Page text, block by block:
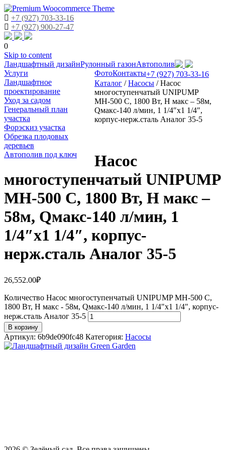
+7 (927) 703-33-16
+7 (927) 900-27-47
0
Skip to content
Ландшафтный дизайнРулонный газонАвтополив
Услуги
Ландшафтное
проектирование
Уход за садом
Генеральный план
участка
Форэскиз участка
Обрезка плодовых
деревьев
Автополив под ключ
ФотоКонтакты+7 (927) 703-33-16
Каталог /Насосы /Насос
многоступенчатый UNIPUMP
МН-500 С, 1800 Вт, Н макс – 58м,
Qмакс-140 л/мин, 1 1/4″х1 1/4″,
корпус-нерж.сталь Аналог 35-5
Насос
многоступенчатый UNIPUMP
МН-500 С, 1800 Вт, Н макс –
58м, Qмакс-140 л/мин, 1
1/4″х1 1/4″, корпус-
нерж.сталь Аналог 35-5
26,552.00₽
Количество Насос многоступенчатый UNIPUMP МН-500 С,
1800 Вт, Н макс - 58м, Qмакс-140 л/мин, 1 1/4"х1 1/4", корпус-
нерж.сталь Аналог 35-5
В корзину
Артикул: 6b9de090fc48 Категория: Насосы